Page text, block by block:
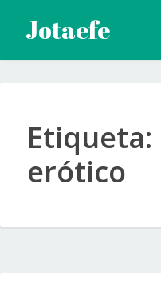
contenido
Jotaefe
Etiqueta:
erótico